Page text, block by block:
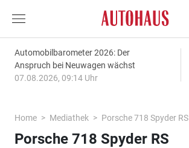
Automobilbarometer 2026: Der
Anspruch bei Neuwagen wächst
07.08.2026, 09:14 Uhr
Home Mediathek Porsche 718 Spyder RS
Porsche 718 Spyder RS